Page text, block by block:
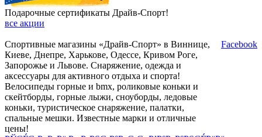
Подарочные сертификаты Драйв-Спорт!
все акции
Спортивные магазины «Драйв-Спорт» в Виннице,
Киеве, Днепре, Харькове, Одессе, Кривом Роге,
Запорожье и Львове. Снаряжение, одежда и
аксессуары для активного отдыха и спорта!
Велосипеды горные и bmx, роликовые коньки и
скейтборды, горные лыжи, сноуборды, ледовые
коньки, туристическое снаряжение, палатки,
спальные мешки. Известные марки и отличные
цены!
Facebook